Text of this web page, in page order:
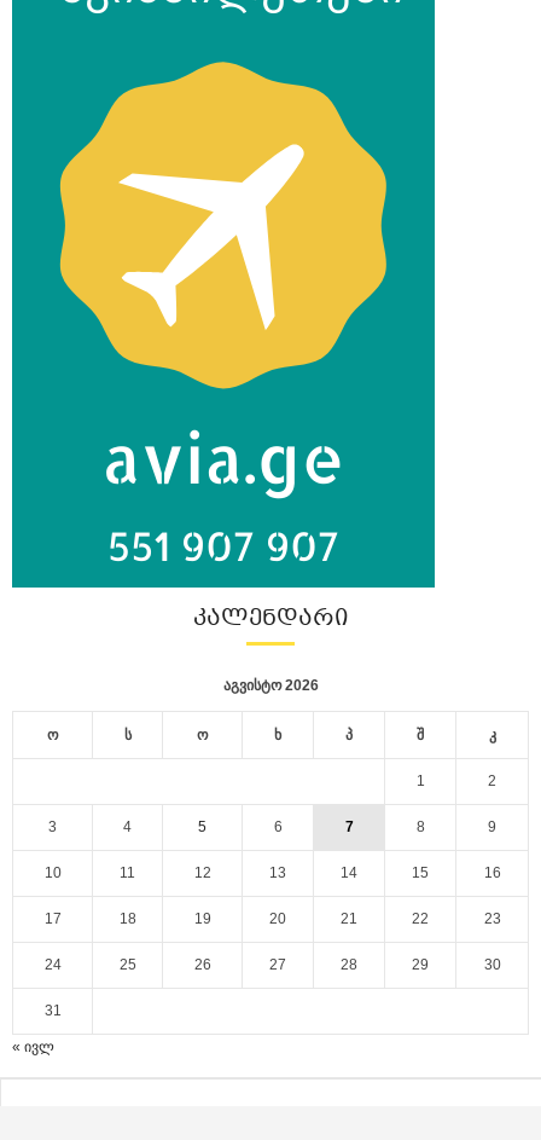
ᲙᲐᲚᲔᲜᲓᲐᲠᲘ
აგვისტო 2026
ო ს ო ხ პ შ კ
1 2
3 4 5 6 7 8 9
10 11 12 13 14 15 16
17 18 19 20 21 22 23
24 25 26 27 28 29 30
31
« ივლ